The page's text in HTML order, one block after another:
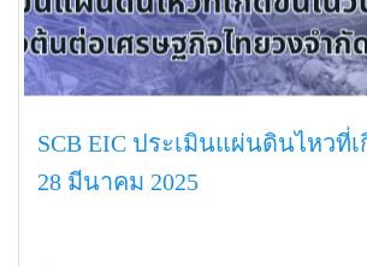
SCB EIC ประเมินแผ่นดินไหวที่
28 มีนาคม 2025